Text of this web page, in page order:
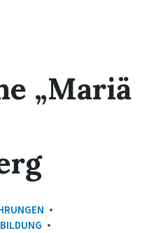
„Mariä